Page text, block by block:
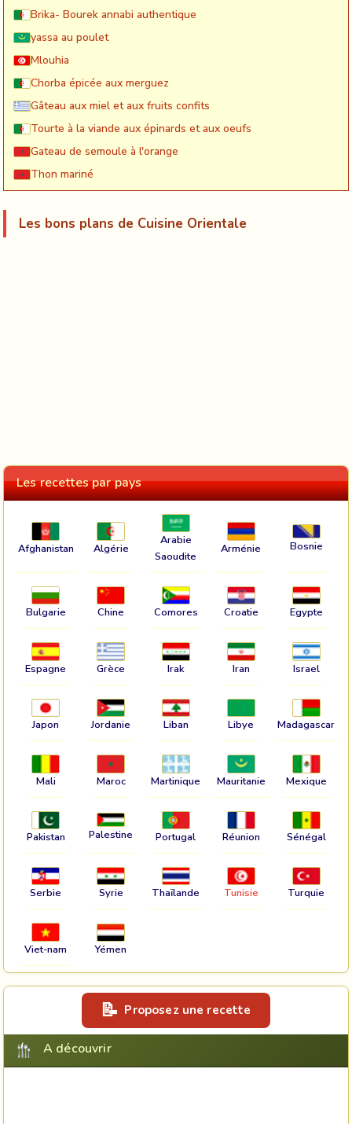
Brika- Bourek annabi authentique
yassa au poulet
Mlouhia
Chorba épicée aux merguez
Gâteau aux miel et aux fruits confits
Tourte à la viande aux épinards et aux oeufs
Gateau de semoule à l'orange
Thon mariné
Les bons plans de Cuisine Orientale
Les recettes par pays
Afghanistan Algérie
Arabie
Saoudite
Arménie Bosnie
Bulgarie Chine Comores Croatie Egypte
Espagne Grèce Irak Iran Israel
Japon Jordanie Liban Libye Madagascar
Mali Maroc Martinique Mauritanie Mexique
Pakistan Palestine Portugal Réunion Sénégal
Serbie Syrie Thaïlande Tunisie Turquie
Viet-nam Yémen
Proposez une recette
A découvrir